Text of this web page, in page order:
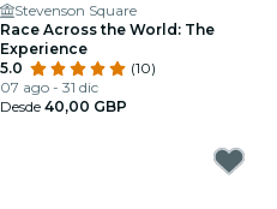
Stevenson Square
Race Across the World: The
Experience
5.0
(10)
07 ago - 31 dic
Desde 40,00 GBP